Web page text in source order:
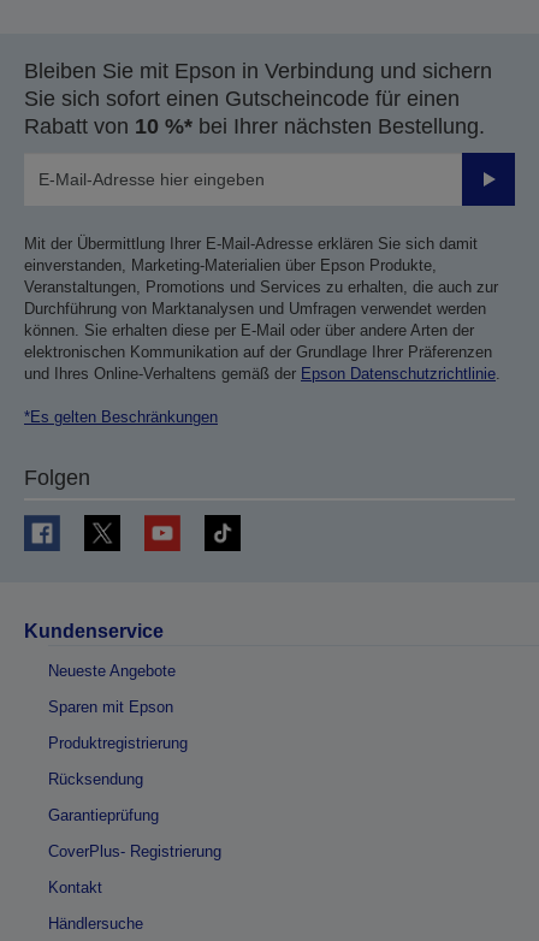
Bleiben Sie mit Epson in Verbindung und sichern
Sie sich sofort einen Gutscheincode für einen
Rabatt von 10 %* bei Ihrer nächsten Bestellung.
Mit der Übermittlung Ihrer E-Mail-Adresse erklären Sie sich damit
einverstanden, Marketing-Materialien über Epson Produkte,
Veranstaltungen, Promotions und Services zu erhalten, die auch zur
Durchführung von Marktanalysen und Umfragen verwendet werden
können. Sie erhalten diese per E-Mail oder über andere Arten der
elektronischen Kommunikation auf der Grundlage Ihrer Präferenzen
und Ihres Online-Verhaltens gemäß der Epson Datenschutzrichtlinie.
*Es gelten Beschränkungen
Folgen
Kundenservice
Neueste Angebote
Sparen mit Epson
Produktregistrierung
Rücksendung
Garantieprüfung
CoverPlus- Registrierung
Kontakt
Händlersuche